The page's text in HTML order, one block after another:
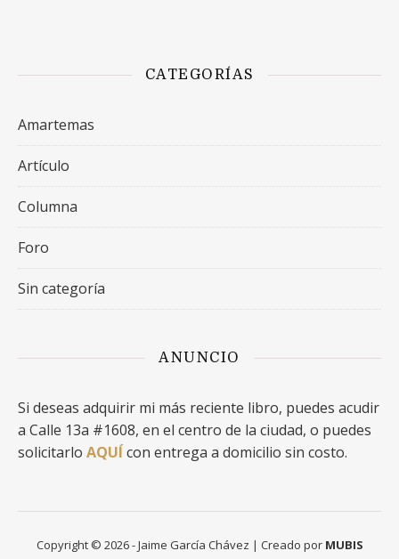
CATEGORÍAS
Amartemas
Artículo
Columna
Foro
Sin categoría
ANUNCIO
Si deseas adquirir mi más reciente libro, puedes acudir
a Calle 13a #1608, en el centro de la ciudad, o puedes
solicitarlo AQUÍcon entrega a domicilio sin costo.
Copyright © 2026 - Jaime García Chávez | Creado por MUBIS